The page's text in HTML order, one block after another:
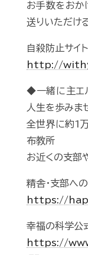
お手数をおか
送りいただけ
自殺防止サイ
http://
◆一緒に主エ
人生を歩みま
全世界に約1万
布教所
お近くの支部
精舎・支部へ
https://
幸福の科学
https://